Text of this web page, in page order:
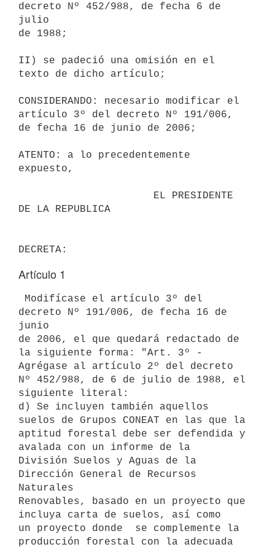
decreto Nº 452/988, de fecha 6 de
julio
de 1988;
II) se padeció una omisión en el
texto de dicho artículo;
CONSIDERANDO: necesario modificar el
artículo 3º del decreto Nº 191/006,
de fecha 16 de junio de 2006;
ATENTO: a lo precedentemente
expuesto,
DE LA REPUBLICA
Artículo 1
decreto Nº 191/006, de fecha 16 de
junio
de 2006, el que quedará redactado de
la siguiente forma: "Art. 3º -
Agrégase al artículo 2º del decreto
Nº 452/988, de 6 de julio de 1988, el
siguiente literal:
d) Se incluyen también aquellos
suelos de Grupos CONEAT en las que la
aptitud forestal debe ser defendida y
avalada con un informe de la
División Suelos y Aguas de la
Dirección General de Recursos
Naturales
Renovables, basado en un proyecto que
incluya carta de suelos, así como
un proyecto donde  se complemente la
producción forestal con la adecuada